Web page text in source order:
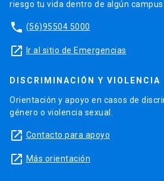
riesgo tu vida dentro de algún campus.
phone (56)95504 5000
launch Ir al sitio de Emergencias
DISCRIMINACIÓN Y VIOLENCIA
Orientación y apoyo en casos de
género o violencia sexual.
launch Contacto para apoyo
launch Más orientación